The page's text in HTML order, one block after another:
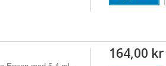
164,00 kr